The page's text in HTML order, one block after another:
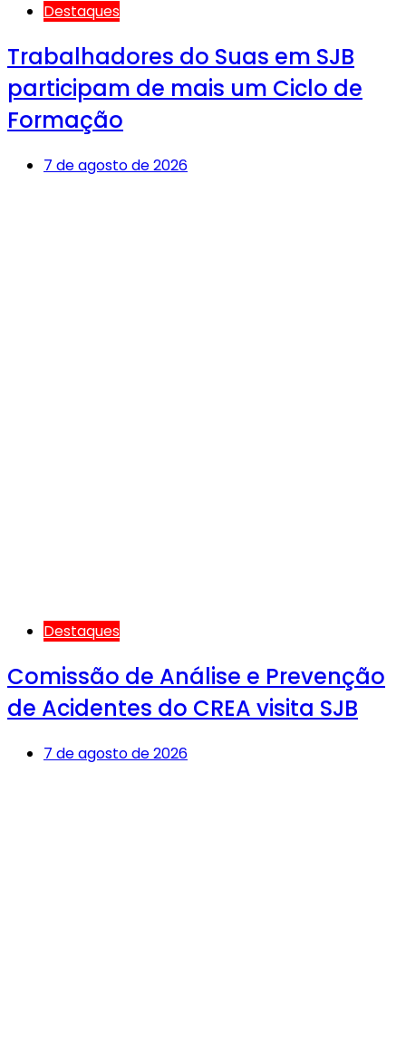
Destaques
Trabalhadores do Suas em SJB
participam de mais um Ciclo de
Formação
7 de agosto de 2026
Destaques
Comissão de Análise e Prevenção
de Acidentes do CREA visita SJB
7 de agosto de 2026